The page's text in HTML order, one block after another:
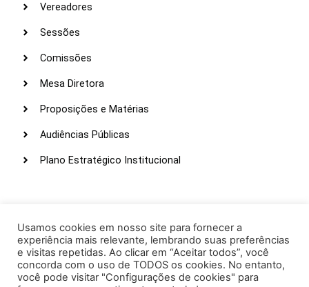
Vereadores
Sessões
Comissões
Mesa Diretora
Proposições e Matérias
Audiências Públicas
Plano Estratégico Institucional
Webmail
Intranet
Administração
Usamos cookies em nosso site para fornecer a
experiência mais relevante, lembrando suas preferências
e visitas repetidas. Ao clicar em “Aceitar todos”, você
concorda com o uso de TODOS os cookies. No entanto,
você pode visitar "Configurações de cookies" para